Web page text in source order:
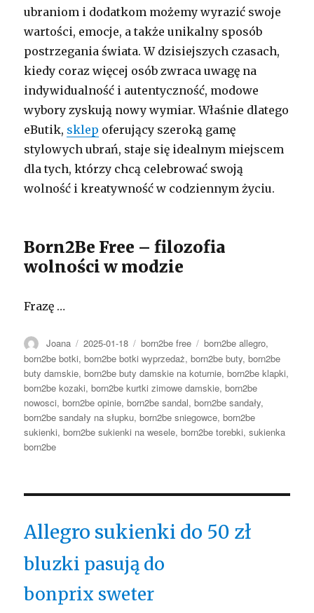
ubraniom i dodatkom możemy wyrazić swoje
wartości, emocje, a także unikalny sposób
postrzegania świata. W dzisiejszych czasach,
kiedy coraz więcej osób zwraca uwagę na
indywidualność i autentyczność, modowe
wybory zyskują nowy wymiar. Właśnie dlatego
eButik, sklep oferujący szeroką gamę
stylowych ubrań, staje się idealnym miejscem
dla tych, którzy chcą celebrować swoją
wolność i kreatywność w codziennym życiu.
Born2Be Free – filozofia
wolności w modzie
Frazę …
Autor
Joana Opublikowano
2025-01-18 Kategorie
born2be free Tagi
born2be allegro,
born2be botki,born2be botki wyprzedaż,born2be buty,born2be
buty damskie,born2be buty damskie na koturnie,born2be klapki,
born2be kozaki,born2be kurtki zimowe damskie,born2be
nowosci,born2be opinie,born2be sandal,born2be sandały,
born2be sandały na słupku,born2be sniegowce,born2be
sukienki,born2be sukienki na wesele,born2be torebki,sukienka
born2be
Allegro sukienki do 50 zł
bluzki pasują do
bonprix sweter